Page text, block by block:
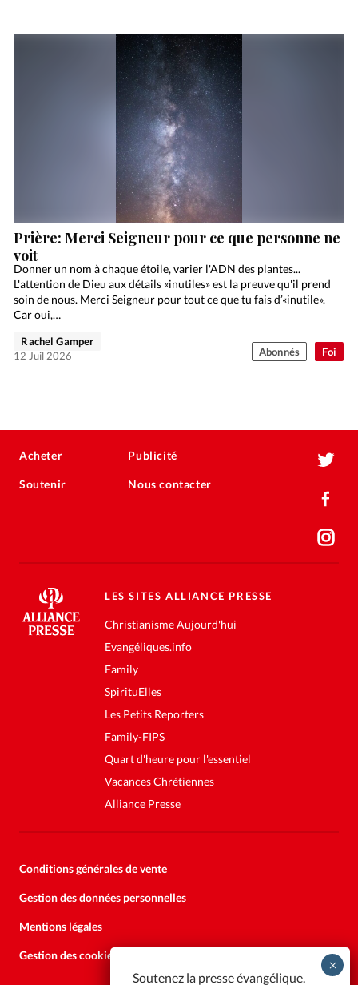
Foi
Prière: Merci Seigneur pour ce que personne ne
voit
Donner un nom à chaque étoile, varier l'ADN des plantes...
L'attention de Dieu aux détails «inutiles» est la preuve qu'il prend
soin de nous. Merci Seigneur pour tout ce que tu fais d’«inutile».
Car oui,…
Rachel Gamper
12 Juil 2026
Abonnés
Acheter
Soutenir
Publicité
Nous contacter
LES SITES ALLIANCE PRESSE
Christianisme Aujourd'hui
Evangéliques.info
Family
SpirituElles
Les Petits Reporters
Family-FIPS
Quart d'heure pour l'essentiel
Vacances Chrétiennes
Alliance Presse
Conditions générales de vente
Gestion des données personnelles
Mentions légales
Gestion des cookies
Soutenez la presse évangélique.